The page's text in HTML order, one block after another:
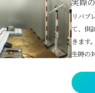
リバブ
て、供
きます
生時の